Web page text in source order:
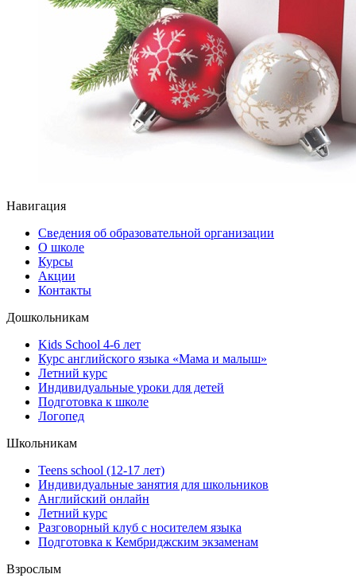
Навигация
Сведения об образовательной организации
О школе
Курсы
Акции
Контакты
Дошкольникам
Kids School 4-6 лет
Курс английского языка «Мама и малыш»
Летний курс
Индивидуальные уроки для детей
Подготовка к школе
Логопед
Школьникам
Teens school (12-17 лет)
Индивидуальные занятия для школьников
Английский онлайн
Летний курс
Разговорный клуб с носителем языка
Подготовка к Кембриджским экзаменам
Взрослым